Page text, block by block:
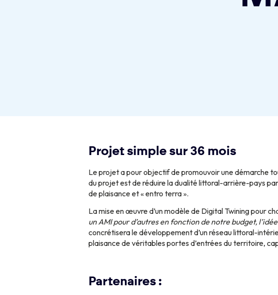
Projet simple sur 36 mois
Le projet a pour objectif de promouvoir une démarche
du projet est de réduire la dualité littoral-arrière-pays
de plaisance et « entro terra ».
La mise en œuvre d’un modèle de Digital Twining pour
un AMI pour d’autres en fonction de notre budget,
concrétisera le développement d’un réseau littoral-
plaisance de véritables portes d’entrées du territoire,
Partenaires :